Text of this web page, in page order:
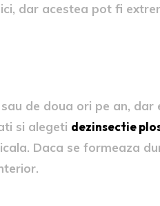
dar acestea pot fi
de doua ori pe an, dar
si alegeti dezinsectie
Daca se formeaza